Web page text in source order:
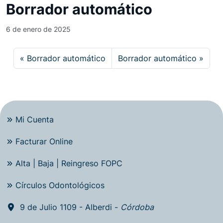
Borrador automático
6 de enero de 2025
Borrador automático Borrador automático
Mi Cuenta
Facturar Online
Alta | Baja | Reingreso FOPC
Círculos Odontológicos
9 de Julio 1109 - Alberdi - Córdoba